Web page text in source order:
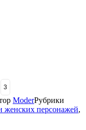
3
ModerРубрики
женских персонажей,